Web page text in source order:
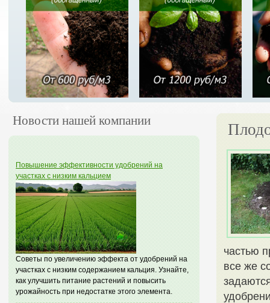
Новости нашей компании
Повышение эффективности удобрений на
участках с низким кальцием
Советы по увеличению эффекта от удобрений на
участках с низким содержанием кальция. Узнайте,
как улучшить питание растений и повысить
урожайность при недостатке этого элемента.
частью
все же